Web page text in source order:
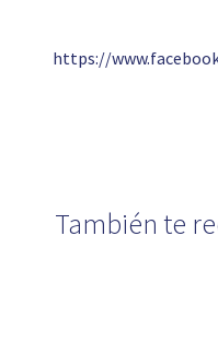
https://
También te